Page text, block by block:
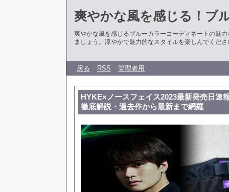
爽やかな風を感じる！ブ
爽やかな風を感じるブルーカラーコーディネートの魅
ましょう。涼やかで魅力的なスタイルを楽しんでくださ
戻る RSS 管理者用
HYKE×ノースフェイス2023最新発売日速
徹底解説・過去作から最新まで網羅